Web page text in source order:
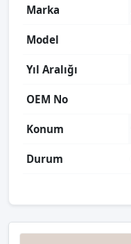
Marka
Model
Yıl Aralığı
OEM No
Konum
Durum